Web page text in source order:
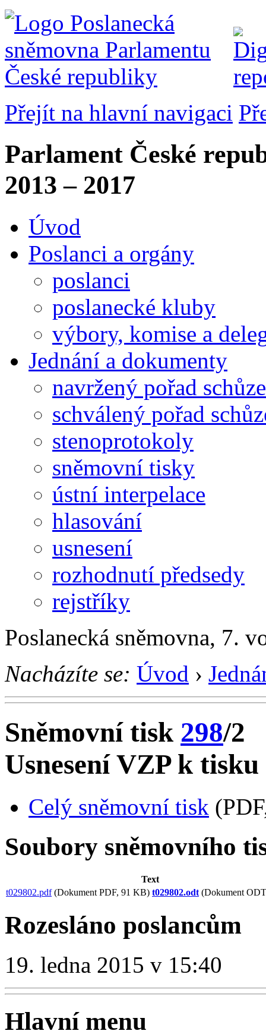
Přejít na hlavní navigaci
Parlament České
2013 – 2017
Úvod
Poslanci a orgány
poslanci
poslanecké kluby
výbory, komise a
Jednání a dokumenty
navržený pořad schůze
schválený pořad
stenoprotokoly
sněmovní tisky
ústní interpelace
hlasování
usnesení
rozhodnutí předsedy
rejstříky
Poslanecká sněmovna, 7.
Nacházíte se: Úvod ›
Sněmovní tisk 298/2
Usnesení VZP k tisku
Celý sněmovní tisk
Soubory sněmovního
Text
t029802.pdf(Dokument PDF, 91 KB) t029802.odt (Dokument
Rozesláno poslancům
19. ledna 2015 v 15:40
Hlavní menu